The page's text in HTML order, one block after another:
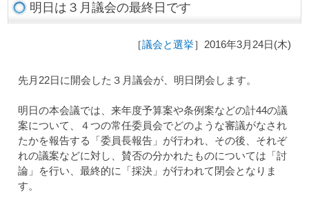
明日は３月議会の最終日です
［議会と選挙］2016年3月24日(木)
先月22日に開会した３月議会が、明日閉会します。
明日の本会議では、来年度予算案や条例案などの計44の議
案について、４つの常任委員会でどのような審議がなされ
たかを報告する「委員長報告」が行われ、その後、それぞ
れの議案などに対し、賛否の分かれたものについては「討
論」を行い、最終的に「採決」が行われて閉会となりま
す。